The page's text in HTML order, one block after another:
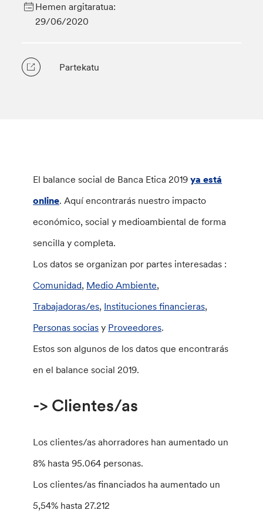
Hemen argitaratua:
29/06/2020
Partekatu
El balance social de Banca Etica 2019ya está
online. Aquí encontrarás nuestro impacto
económico, social y medioambiental de forma
sencilla y completa.
Los datos se organizan por partes interesadas :
Comunidad, Medio Ambiente,
Trabajadoras/es, Instituciones financieras,
Personas socias y Proveedores.
Estos son algunos de los datos que encontrarás
en el balance social 2019.
-> Clientes/as
Los clientes/as ahorradores han aumentado un
8% hasta 95.064 personas.
Los clientes/as financiados ha aumentado un
5,54% hasta 27.212